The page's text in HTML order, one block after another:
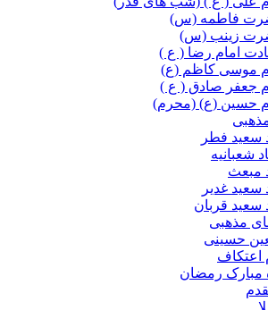
فاطمه (س)
زینب (س)
امام رضا ( ع )
موسی کاظم (ع)
جعفر صادق ( ع )
حسین (ع) (محرم)
مذهبی
سعید فطر
شعبانیه
مبعث
سعید غدیر
سعید قربان
مذهبی
حسینی
اعتکاف
مبارک رمضان